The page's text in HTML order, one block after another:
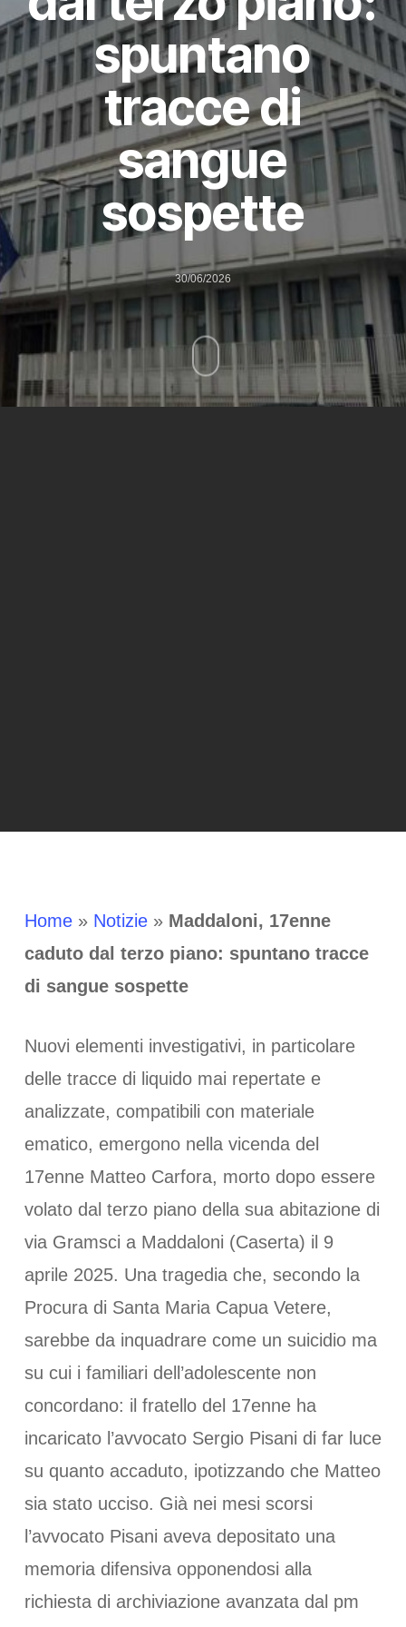
spuntano
tracce di
sangue
sospette
30/06/2026
Home» Notizie» Maddaloni, 17enne
caduto dal terzo piano: spuntano tracce
di sangue sospette
Nuovi elementi investigativi, in particolare
delle tracce di liquido mai repertate e
analizzate, compatibili con materiale
ematico, emergono nella vicenda del
17enne Matteo Carfora, morto dopo essere
volato dal terzo piano della sua abitazione di
via Gramsci a Maddaloni (Caserta) il 9
aprile 2025. Una tragedia che, secondo la
Procura di Santa Maria Capua Vetere,
sarebbe da inquadrare come un suicidio ma
su cui i familiari dell’adolescente non
concordano: il fratello del 17enne ha
incaricato l’avvocato Sergio Pisani di far luce
su quanto accaduto, ipotizzando che Matteo
sia stato ucciso. Già nei mesi scorsi
l’avvocato Pisani aveva depositato una
memoria difensiva opponendosi alla
richiesta di archiviazione avanzata dal pm